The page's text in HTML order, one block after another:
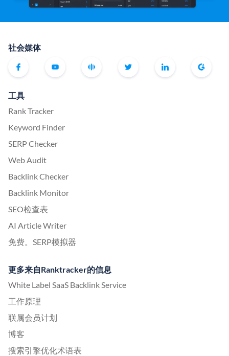
社会媒体
工具
Rank Tracker
Keyword Finder
SERP Checker
Web Audit
Backlink Checker
Backlink Monitor
SEO检查表
AI Article Writer
免费。SERP模拟器
更多来自Ranktracker的信息
White Label SaaS Backlink Service
工作原理
联属会员计划
博客
搜索引擎优化术语表